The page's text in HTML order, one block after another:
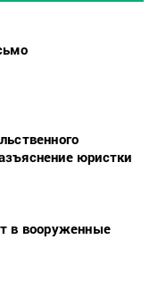
юристки
в вооруженные